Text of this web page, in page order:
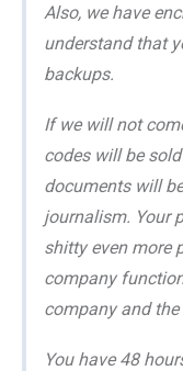
Also, we have
understand that
backups.
If we will not
codes will be
documents will
journalism. Your
shitty even more
company
company and
You have 48